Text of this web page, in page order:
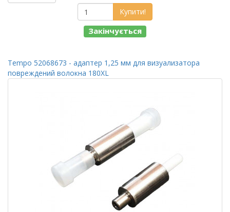
Купити!
Закінчується
Tempo 52068673 - адаптер 1,25 мм для визуализатора
повреждений волокна 180XL